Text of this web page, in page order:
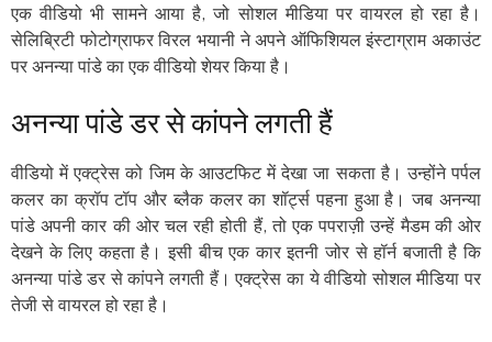
एक वीडियो भी सामने आया है, जो सोशल मीडिया पर वायरल हो रहा है।
सेलिब्रिटी फोटोग्राफर विरल भयानी ने अपने ऑफिशियल इंस्टाग्राम अकाउंट
पर अनन्या पांडे का एक वीडियो शेयर किया है।
अनन्या पांडे डर से कांपने लगती हैं
वीडियो में एक्ट्रेस को जिम के आउटफिट में देखा जा सकता है। उन्होंने पर्पल
कलर का क्रॉप टॉप और ब्लैक कलर का शॉर्ट्स पहना हुआ है। जब अनन्या
पांडे अपनी कार की ओर चल रही होती हैं, तो एक पपराज़ी उन्हें मैडम की ओर
देखने के लिए कहता है। इसी बीच एक कार इतनी जोर से हॉर्न बजाती है कि
अनन्या पांडे डर से कांपने लगती हैं। एक्ट्रेस का ये वीडियो सोशल मीडिया पर
तेजी से वायरल हो रहा है।